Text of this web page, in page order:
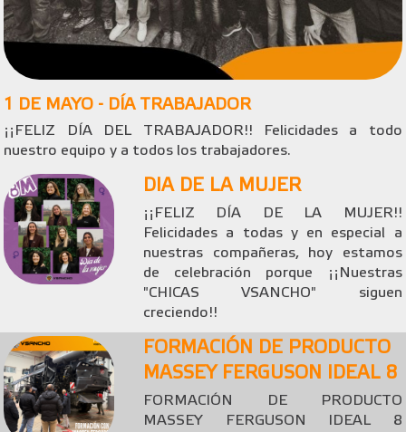
1 DE MAYO - DÍA TRABAJADOR
¡¡FELIZ DÍA DEL TRABAJADOR!! Felicidades a todo
nuestro equipo y a todos los trabajadores.
DIA DE LA MUJER
¡¡FELIZ DÍA DE LA MUJER!!
Felicidades a todas y en especial a
nuestras compañeras, hoy estamos
de celebración porque ¡¡Nuestras
"CHICAS VSANCHO" siguen
creciendo!!
FORMACIÓN DE PRODUCTO
MASSEY FERGUSON IDEAL 8
FORMACIÓN DE PRODUCTO
MASSEY FERGUSON IDEAL 8